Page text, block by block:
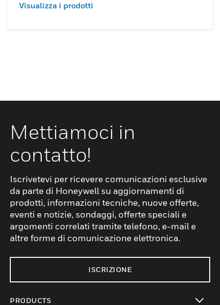
Visualizza i prodotti
Mettiamoci in
contatto!
Iscrivetevi per ricevere comunicazioni esclusive
da parte di Honeywell su aggiornamenti di
prodotti, informazioni tecniche, nuove offerte,
eventi e notizie, sondaggi, offerte speciali e
argomenti correlati tramite telefono, e-mail e
altre forme di comunicazione elettronica.
ISCRIZIONE
PRODUCTS